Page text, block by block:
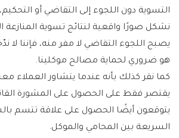
التسوية دون اللجوء إلى التقاضي أو
نشكل صورًا واقعية لنتائج تسوية المنازعة
يصبح اللجوء التقاضي لا مفر منه، فإننا لا
هو ضروري لحماية مصالح موكلينا.
كما نقر كذلك بأنه عندما يتشاور العملاء
يقتصر فقط على الحصول على المشورة
يتوقعون أيضًا الحصول على علاقة تتسم
السريعة بين المحامي والموكل.